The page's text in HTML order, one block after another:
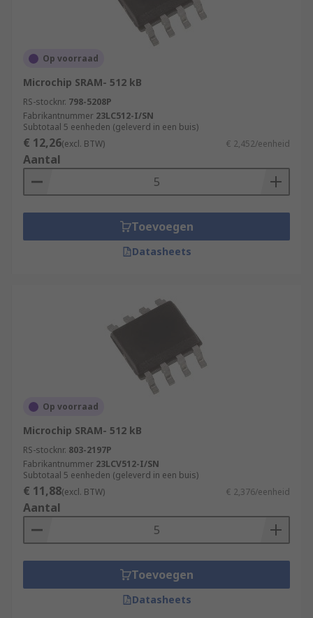
Op voorraad
Microchip SRAM- 512 kB
RS-stocknr. 798-5208P
Fabrikantnummer 23LC512-I/SN
Subtotaal 5 eenheden (geleverd in een buis)
€ 12,26(excl. BTW) € 2,452/eenheid
Aantal
Toevoegen
Datasheets
Op voorraad
Microchip SRAM- 512 kB
RS-stocknr. 803-2197P
Fabrikantnummer 23LCV512-I/SN
Subtotaal 5 eenheden (geleverd in een buis)
€ 11,88(excl. BTW) € 2,376/eenheid
Aantal
Toevoegen
Datasheets